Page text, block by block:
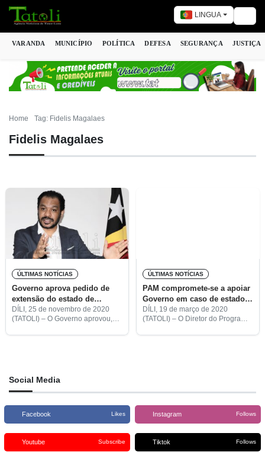
LINGUA
VARANDA MUNICÍPIO POLÍTICA DEFESA SEGURANÇA JUSTIÇA
Home Tag: Fidelis Magalaes
Fidelis Magalaes
ÚLTIMAS NOTÍCIAS
Governo aprova pedido de
extensão do estado de
emergência a Lú Olo
DÍLI, 25 de novembro de 2020
(TATOLI) – O Governo aprovou,
ÚLTIMAS NOTÍCIAS
PAM compromete-se a apoiar
Governo em caso de estado
de emergência
DÍLI, 19 de março de 2020
(TATOLI) – O Diretor do Programa
Social Media
Facebook Likes Instagram Follows
Youtube Subscribe Tiktok Follows